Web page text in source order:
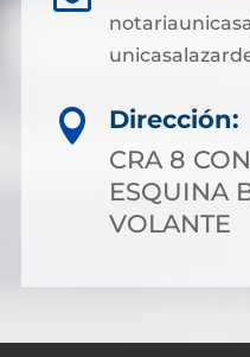

Dirección:
CRA 8
ESQUINA
VOLANTE